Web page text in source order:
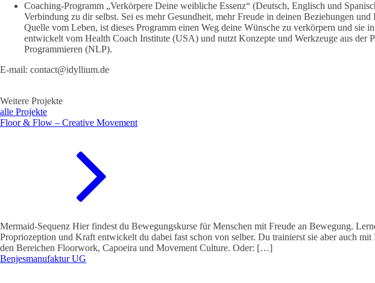
Coaching-Programm „Verkörpere Deine weibliche Essenz“ (Deutsch, Englisch und
Verbindung zu dir selbst. Sei es mehr Gesundheit, mehr Freude in deinen Beziehungen
Quelle vom Leben, ist dieses Programm einen Weg deine Wünsche zu verkörpern und
entwickelt vom Health Coach Institute (USA) und nutzt Konzepte und Werkzeuge aus der
Programmieren (NLP).
E-mail: contact@idyllium.de
Weitere Projekte
alle Projekte
Floor & Flow – Creative Movement
Mermaid-Sequenz Hier findest du Bewegungskurse für Menschen mit Freude an Bewegung.
Propriozeption und Kraft entwickelt du dabei fast schon von selber. Du trainierst sie aber auch
den Bereichen Floorwork, Capoeira und Movement Culture. Oder: […]
Benjesmanufaktur UG